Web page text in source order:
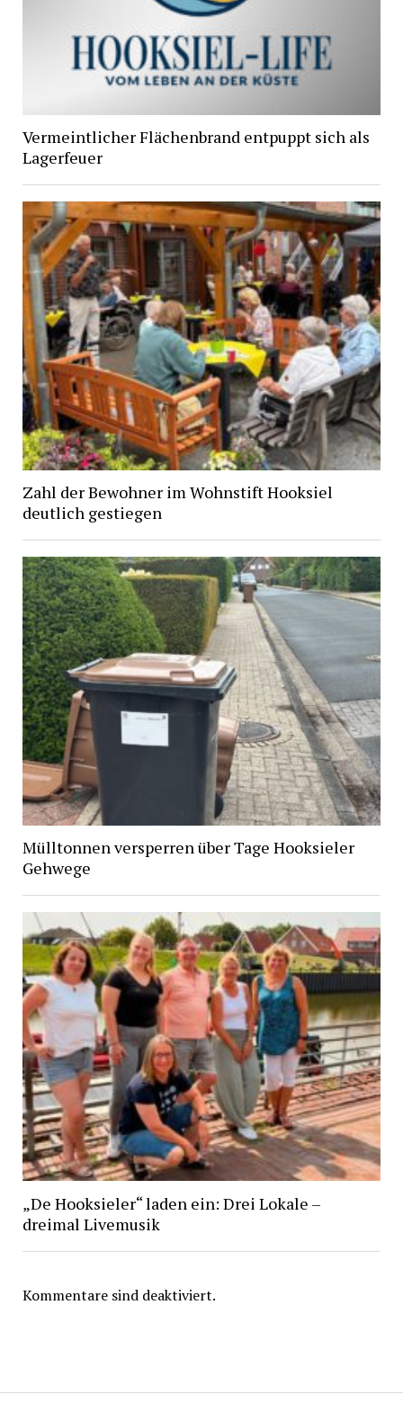
Vermeintlicher Flächenbrand entpuppt sich als
Lagerfeuer
Zahl der Bewohner im Wohnstift Hooksiel
deutlich gestiegen
Mülltonnen versperren über Tage Hooksieler
Gehwege
„De Hooksieler“ laden ein: Drei Lokale –
dreimal Livemusik
Kommentare sind deaktiviert.